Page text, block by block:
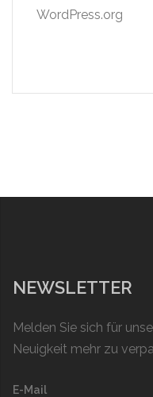
WordPress.org
NEWSLETTER
Melden Sie sich für
Neuigkeit mehr zu
E-Mail